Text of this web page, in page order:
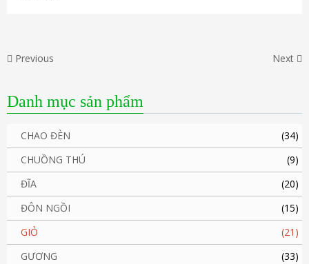
Previous Next
Danh mục sản phẩm
CHAO ĐÈN
(34)
CHUỒNG THÚ
(9)
ĐĨA
(20)
ĐÔN NGỒI
(15)
GIỎ
(21)
GƯƠNG
(33)